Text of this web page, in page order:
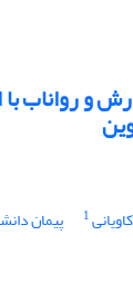
و رواناب
1 پیمان